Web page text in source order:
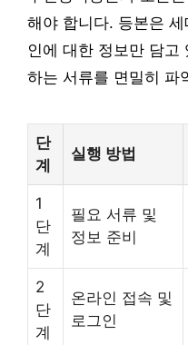
해야 합니다. 등본은
인에 대한 정보만 담고
하는 서류를 면밀히 파
단
계
실행 방법
1
단
계
필요 서류 및
정보 준비
2
단
계
온라인 접속 및
로그인